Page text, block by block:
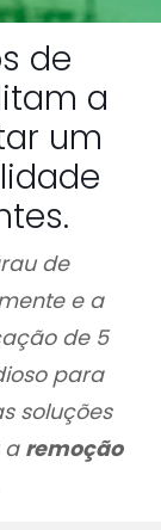
de
a
um
de
e a
de 5
para
soluções
a remoção